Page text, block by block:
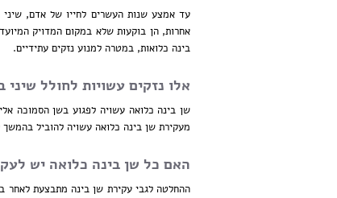
עד אמצע שנות העשרים לחייו של אדם, שיני
אחרות, הן בוקעות שלא במקום המדויק
בינה כלואות, במטרה למנוע נזקים עתידיים.
אלו נזקים עשויות לחולל שיני
שן בינה כלואה עשויה לפגוע בשן הסמוכה
מעקירת שן בינה כלואה עשויה להוביל
האם כל שן בינה כלואה יש
ההחלטה לגבי עקירת שן בינה מתבצעת לאחר